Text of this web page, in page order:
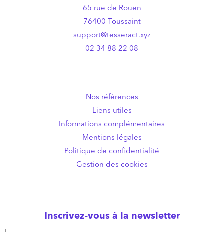
65 rue de Rouen
76400 Toussaint
support@tesseract.xyz
02 34 88 22 08
Nos références
Liens utiles
Informations complémentaires
Mentions légales
Politique de confidentialité
Gestion des cookies
Inscrivez-vous à la newsletter